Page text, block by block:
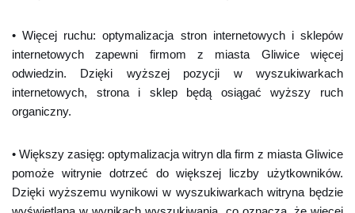
• Więcej ruchu: optymalizacja stron internetowych i sklepów
internetowych zapewni firmom z miasta Gliwice więcej
odwiedzin. Dzięki wyższej pozycji w wyszukiwarkach
internetowych, strona i sklep będą osiągać wyższy ruch
organiczny.
• Większy zasięg: optymalizacja witryn dla firm z miasta Gliwice
pomoże witrynie dotrzeć do większej liczby użytkowników.
Dzięki wyższemu wynikowi w wyszukiwarkach witryna będzie